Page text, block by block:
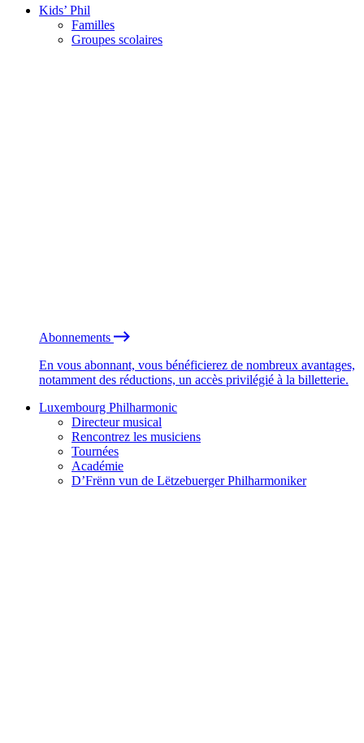
Kids’ Phil
Familles
Groupes scolaires
Abonnements
En vous abonnant, vous bénéficierez de nombreux avantages,
notamment des réductions, un accès privilégié à la billetterie.
Luxembourg Philharmonic
Directeur musical
Rencontrez les musiciens
Tournées
Académie
D’Frënn vun de Lëtzebuerger Philharmoniker